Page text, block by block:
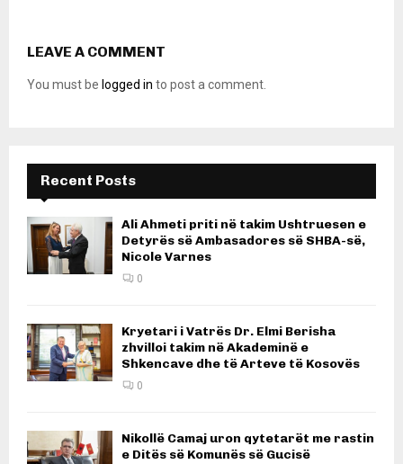
LEAVE A COMMENT
You must be logged in to post a comment.
Recent Posts
Ali Ahmeti priti në takim Ushtruesen e
Detyrës së Ambasadores së SHBA-së,
Nicole Varnes
0
Kryetari i Vatrës Dr. Elmi Berisha
zhvilloi takim në Akademinë e
Shkencave dhe të Arteve të Kosovës
0
Nikollë Camaj uron qytetarët me rastin
e Ditës së Komunës së Gucisë